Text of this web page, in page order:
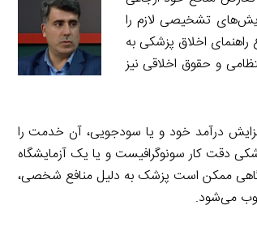
تشخیصی لازم را
راهنمای اخلاق پزشکی به
و حقوق اخلاقی نیز
درآمد خود و یا سودجویی، آن خدمت را
دقت کار سونوگرافیست و یا یک آزمایشگاه
گاهی ممکن است پزشک به دلیل منافع شخصی،
می‌شود.